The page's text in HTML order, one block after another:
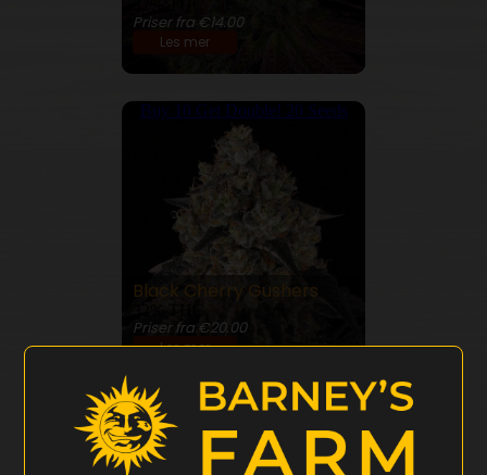
Priser fra €14.00
Les mer
Buy 10 Get Double! 20 Seeds
Black Cherry Gushers
Priser fra €20.00
Les mer
Buy 10 Get Double! 20 Seeds